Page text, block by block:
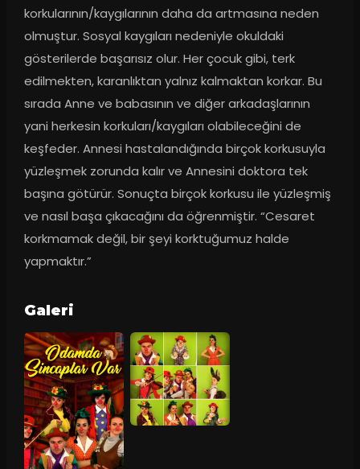
korkularının/kaygılarının daha da artmasına neden
olmuştur. Sosyal kaygıları nedeniyle okuldaki
gösterilerde başarısız olur. Her çocuk gibi, terk
edilmekten, karanlıktan yalnız kalmaktan korkar. Bu
sırada Anne ve babasının ve diğer arkadaşlarının
yani herkesin korkuları/kaygıları olabileceğini de
keşfeder. Annesi hastalandığında birçok korkusuyla
yüzleşmek zorunda kalır ve Annesini doktora tek
başına götürür. Sonuçta birçok korkusu ile yüzleşmiş
ve nasıl başa çıkacağını da öğrenmiştir. “Cesaret
korkmamak değil, bir şeyi korktuğumuz halde
yapmaktır.”
Galeri